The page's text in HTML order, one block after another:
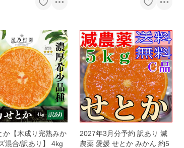
か【木成り完熟みか
混合/訳あり】 4kg
2027年3月分予約 訳あり 減
農薬 愛媛 せとか みかん 約5